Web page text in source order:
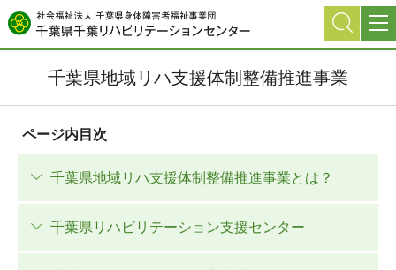
グ
ロ
ー
本
文
へ
ロ
ー
カ
フ
ッ
タ
千葉県地域リハ支援体制整備推進事業
ページ内目次
千葉県地域リハ支援体制整備推進事業とは？
千葉県リハビリテーション支援センター